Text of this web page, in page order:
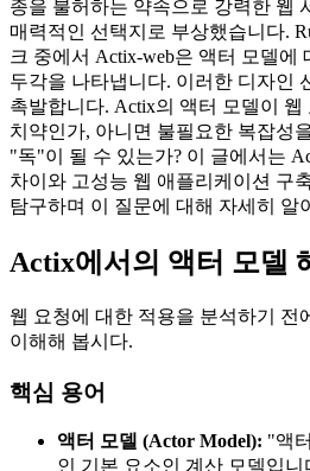
종을 불허하는 약속으로 강력한 웹
매력적인 선택지로 부상했습니다.
크 중에서 Actix-web은 액터 모델에
두각을 나타냅니다. 이러한 디자인
촉발합니다. Actix의 액터 모델이
치약인가, 아니면 불필요한 복잡성
"독"이 될 수 있는가? 이 글에서는
차이와 고성능 웹 애플리케이션 구
탐구하며 이 질문에 대해 자세히 알
Actix에서의 액터 모델
웹 요청에 대한 적용을 분석하기 전
이해해 봅시다.
핵심 용어
액터 모델 (Actor Model): "액
인 기본 요소인 계산 모델입